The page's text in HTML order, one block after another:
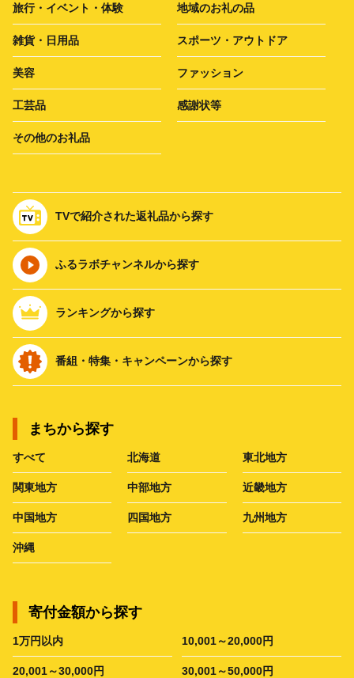
旅行・イベント・体験 地域のお礼の品
雑貨・日用品 スポーツ・アウトドア
美容 ファッション
工芸品 感謝状等
その他のお礼品
TVで紹介された返礼品から探す
ふるラボチャンネルから探す
ランキングから探す
番組・特集・キャンペーンから探す
まちから探す
すべて 北海道 東北地方
関東地方 中部地方 近畿地方
中国地方 四国地方 九州地方
沖縄
寄付金額から探す
1万円以内 10,001～20,000円
20,001～30,000円 30,001～50,000円